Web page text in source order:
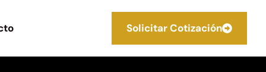
Solicitar Cotización